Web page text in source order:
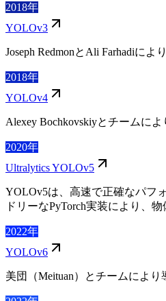
2018年
YOLOv3
Joseph RedmonとAli Farhadiによ
2018年
YOLOv4
Alexey Bochkovskiyとチームによ
2020年
Ultralytics YOLOv5
YOLOv5は、高速で正確なパフ
ドリーなPyTorch実装により、
2022年
YOLOv6
美団（Meituan）とチームにより